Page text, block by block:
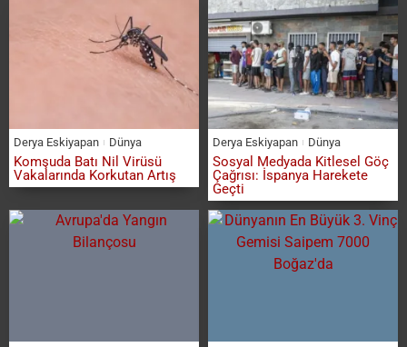
Derya Eskiyapan Dünya
Komşuda Batı Nil Virüsü
Vakalarında Korkutan Artış
Derya Eskiyapan Dünya
Sosyal Medyada Kitlesel Göç
Çağrısı: İspanya Harekete
Geçti